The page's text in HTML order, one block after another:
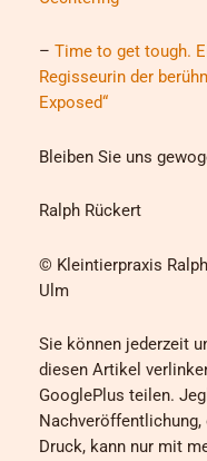
– Time to get tough.
Regisseurin der
Exposed“
Bleiben Sie uns
Ralph Rückert
© Kleintierpraxis
Ulm
Sie können jederzeit
diesen Artikel
GooglePlus teilen.
Druck, kann nur mit